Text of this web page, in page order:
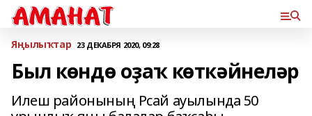
Яңылыҡтар 23 ДЕКАБРЯ 2020, 09:28
Был көндө оҙаҡ көткәйнеләр
Илеш районының Рсай ауылында 50